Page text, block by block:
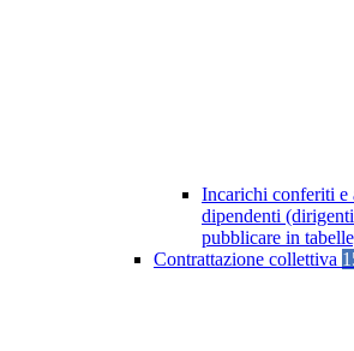
Incarichi conferiti e
dipendenti
pubblicare in
Contrattazione collettiva